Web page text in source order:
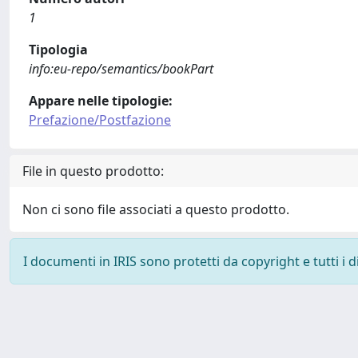
1
Tipologia
info:eu-repo/semantics/bookPart
Appare nelle tipologie:
Prefazione/Postfazione
File in questo prodotto:
Non ci sono file associati a questo prodotto.
I documenti in IRIS sono protetti da copyright e tutti i